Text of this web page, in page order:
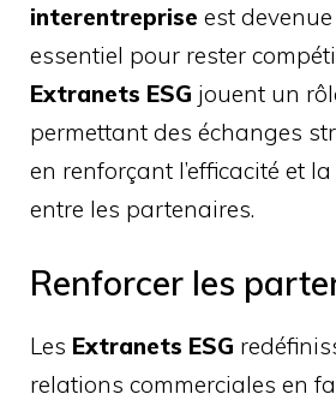
interentreprise est
essentiel pour rester
Extranets ESG jouent un
permettant des échanges
en renforçant l’efficacité et
entre les partenaires.
Renforcer les
Les Extranets ESG
relations commerciales en